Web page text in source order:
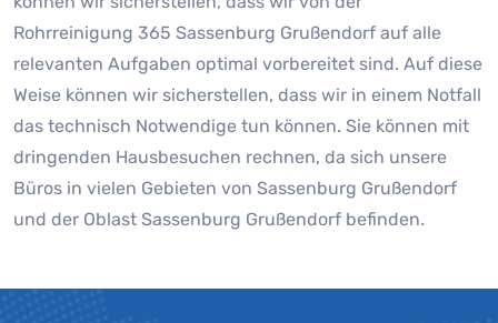
Rohrreinigung 365 Sassenburg Grußendorf auf alle
relevanten Aufgaben optimal vorbereitet sind. Auf diese
Weise können wir sicherstellen, dass wir in einem Notfall
das technisch Notwendige tun können. Sie können mit
dringenden Hausbesuchen rechnen, da sich unsere
Büros in vielen Gebieten von Sassenburg Grußendorf
und der Oblast Sassenburg Grußendorf befinden.